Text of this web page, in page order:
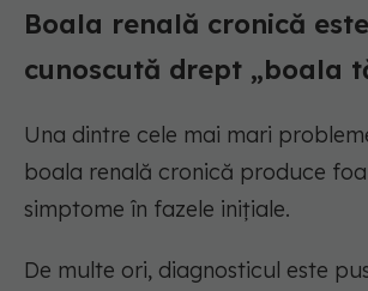
Boala renală cronică este
cunoscută drept „boala
Una dintre cele mai mari
boala renală cronică produce
simptome în fazele inițiale.
De multe ori, diagnosticul este